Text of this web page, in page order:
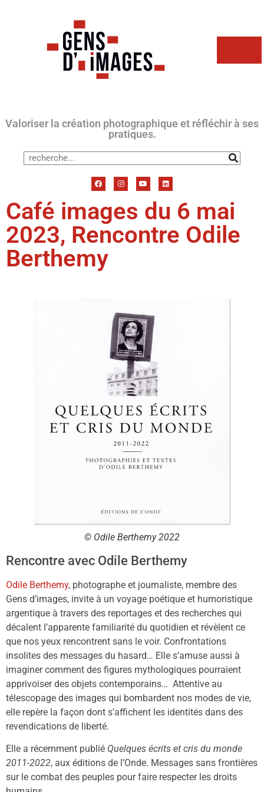
Valoriser la création photographique et réfléchir à ses
pratiques.
Café images du 6 mai
2023, Rencontre Odile
Berthemy
© Odile Berthemy 2022
Rencontre avec Odile Berthemy
Odile Berthemy, photographe et journaliste, membre des
Gens d’images, invite à un voyage poétique et humoristique
argentique à travers des reportages et des recherches qui
décalent l’apparente familiarité du quotidien et révèlent ce
que nos yeux rencontrent sans le voir. Confrontations
insolites des messages du hasard… Elle s’amuse aussi à
imaginer comment des figures mythologiques pourraient
apprivoiser des objets contemporains… Attentive au
télescopage des images qui bombardent nos modes de vie,
elle repère la façon dont s’affichent les identités dans des
revendications de liberté.
Elle a récemment publié Quelques écrits et cris du monde
2011-2022, aux éditions de l’Onde. Messages sans frontières
sur le combat des peuples pour faire respecter les droits